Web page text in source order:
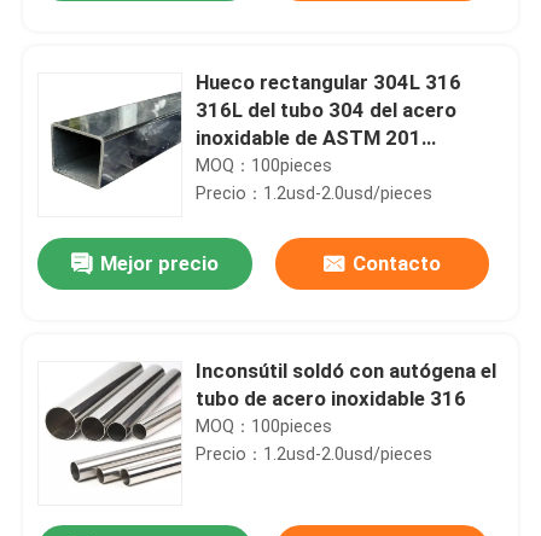
Hueco rectangular 304L 316
316L del tubo 304 del acero
inoxidable de ASTM 201
inconsútil
MOQ：100pieces
Precio：1.2usd-2.0usd/pieces
Mejor precio Contacto
Inconsútil soldó con autógena el
tubo de acero inoxidable 316
MOQ：100pieces
Precio：1.2usd-2.0usd/pieces